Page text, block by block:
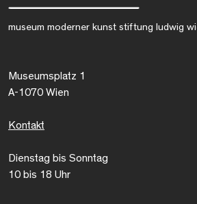
museum moderner kunst stiftung ludwig
Museumsplatz 1
A-1070 Wien
Kontakt
Dienstag bis Sonntag
10 bis 18 Uhr